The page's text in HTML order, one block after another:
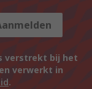
verstrekt bij het
verwerkt in
.